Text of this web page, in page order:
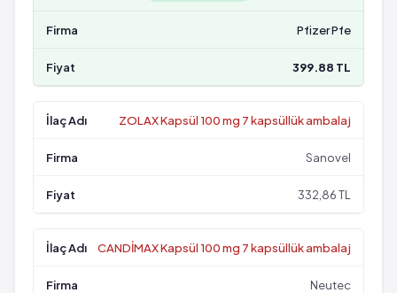
Pfizer Pfe
399.88 TL
ZOLAX Kapsül 100 mg 7 kapsüllük ambalaj
Sanovel
332,86 TL
CANDİMAX Kapsül 100 mg 7 kapsüllük ambalaj
Neutec